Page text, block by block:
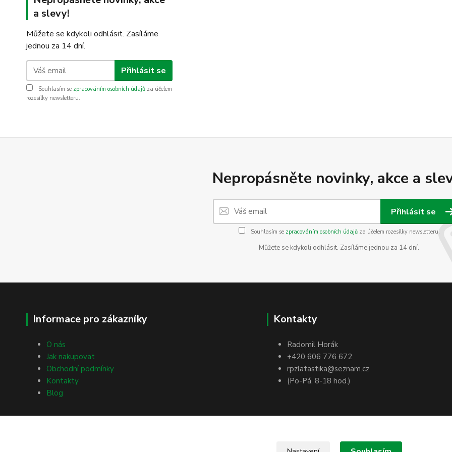
a slevy!
Můžete se kdykoli odhlásit. Zasíláme
jednou za 14 dní.
Přihlásit se
Souhlasím se zpracováním osobních údajů za účelem
rozesílky newsletteru.
Nepropásněte novinky, akce a
Přihlásit se
Souhlasím se zpracováním osobních údajůza účelem rozesílky newsletteru.
Můžete se kdykoli odhlásit. Zasíláme jednou za 14 dní.
Informace pro zákazníky
O nás
Jak nakupovat
Obchodní podmínky
Kontakty
Blog
Kontakty
Radomil Horák
+420 606 776 672
rpzlatastika@seznam.cz
(Po-Pá, 8-18 hod.)